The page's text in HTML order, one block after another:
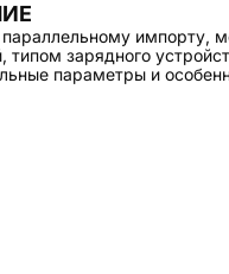
импорту,
типом зарядного
параметры и